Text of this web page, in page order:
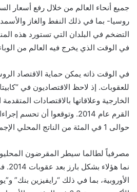
جميع أنحاء العالم من خلال رفع أسعار
روسيا- بما في ذلك النفط والغاز
التضخم في البلدان التي تستورد هذه
في الوقت الذي يخرج فيه العالم من
في الوقت ذاته يمكن حماية الاقتصاد
للعقوبات. إذ لاحظ الاقتصاديون في
الخارجية وعلاقاتها بالاقتصادات
القرم عام 2014. وتوقعوا أن
حوالى 1 في المئة من الناتج المحلي الإجمالي لروسيا.
مصرفياً لطالما سيطر المقرضون
نما
الأوروبية، بما في ذلك “رايفيزين بنك”